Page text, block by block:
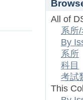
All of
系所
By
系所
科目
考試
This